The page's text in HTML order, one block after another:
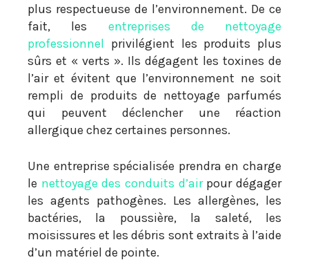
plus respectueuse de l’environnement. De ce
fait, les entreprises de nettoyage
professionnel privilégient les produits plus
sûrs et « verts ». Ils dégagent les toxines de
l’air et évitent que l’environnement ne soit
rempli de produits de nettoyage parfumés
qui peuvent déclencher une réaction
allergique chez certaines personnes.
Une entreprise spécialisée prendra en charge
le nettoyage des conduits d’airpour dégager
les agents pathogènes. Les allergènes, les
bactéries, la poussière, la saleté, les
moisissures et les débris sont extraits à l’aide
d’un matériel de pointe.